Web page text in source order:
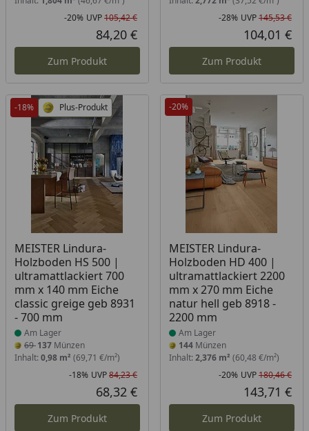
Rabatt in Prozent
-20%
Ursprünglicher Preis
UVP105,42 €
Aktueller Preis
84,20 €
Zum Produkt
-28% UVP145,53 €
104,01 €
Zum Produkt
-18% Plus-Produkt
MEISTER Lindura-
Holzboden HS 500 |
ultramattlackiert 700
mm x 140 mm Eiche
classic greige geb 8931
- 700 mm
Produkt am Lager
Am Lager
69137 Münzen
Inhalt: 0,98 m² (69,71 €/m²)
Rabatt in Prozent
-18%
Ursprünglicher Preis
UVP84,23 €
Aktueller Preis
68,32 €
Zum Produkt
-20%
MEISTER Lindura-
Holzboden HD 400 |
ultramattlackiert 2200
mm x 270 mm Eiche
natur hell geb 8918 -
2200 mm
Produkt am Lager
Am Lager
144Münzen
Inhalt: 2,376 m² (60,48 €/m²)
-20% UVP180,46 €
143,71 €
Zum Produkt